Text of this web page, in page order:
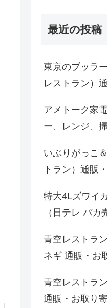
最近の投稿
東京のブッラ
レストラン）
アメトーク家
ー、レンジ、
いぶりがっこ
トラン）通販
特大4Lズワイ
（日テレ バカ
青空レストラ
ネギ 通販・お
青空レストラ
通販・お取り